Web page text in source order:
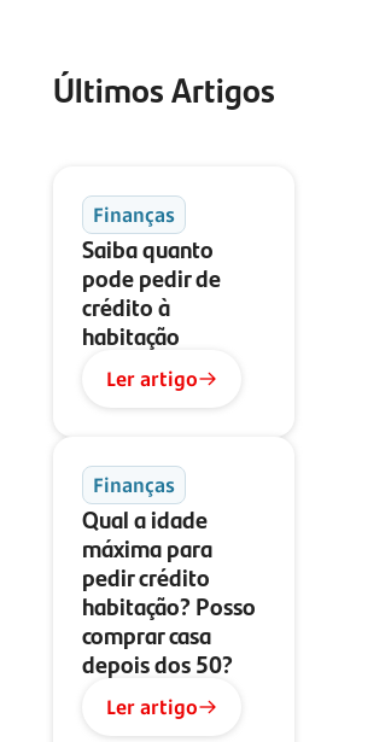
Últimos Artigos
Finanças
Saiba quanto
pode pedir de
crédito à
habitação
Ler artigo
Finanças
Qual a idade
máxima para
pedir crédito
habitação? Posso
comprar casa
depois dos 50?
Ler artigo